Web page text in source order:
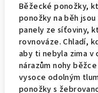
Běžecké ponožky,
ponožky na běh
panely ze síťoviny,
rovnováze. Chladí,
aby ti nebyla zima v
nárazům nohy
vysoce odolným
ponožky s